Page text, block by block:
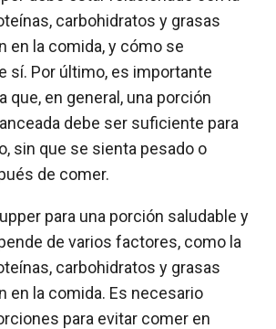
carbohidratos y grasas
en la comida, y cómo se
sí. Por último, es importante
que, en general, una porción
debe ser suficiente para
sin que se sienta pesado o
de comer.
para una porción saludable y
de varios factores, como la
carbohidratos y grasas
en la comida. Es necesario
para evitar comer en